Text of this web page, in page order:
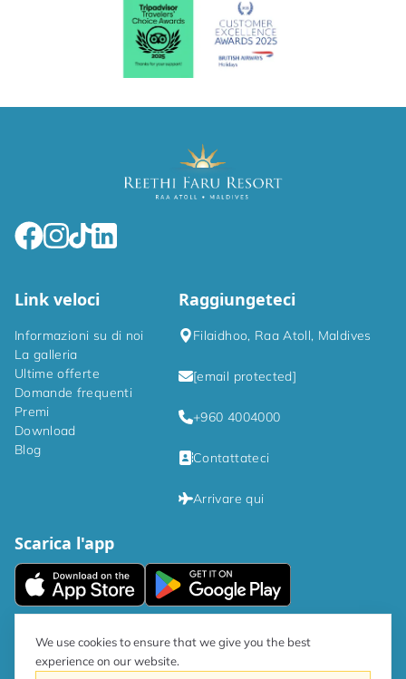
Link veloci
Informazioni su di noi
La galleria
Ultime offerte
Domande frequenti
Premi
Download
Blog
Raggiungeteci
Filaidhoo, Raa Atoll, Maldives
[email protected]
+960 4004000
Contattateci
Arrivare qui
Scarica l'app
We use cookies to ensure that we give you the best
experience on our website.